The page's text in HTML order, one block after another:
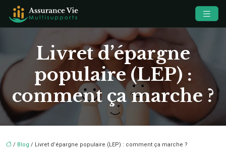
Livret d’épargne
populaire (LEP) :
comment ça marche ?
/ Blog / Livret d’épargne populaire (LEP) : comment ça marche ?